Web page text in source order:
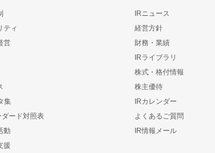
ティ
営
集
ード対照表
動
援
IRニュース
経営方針
財務・業績
IRライブラリ
株式・格付情報
株主優待
IRカレンダー
よくあるご質問
IR情報メール